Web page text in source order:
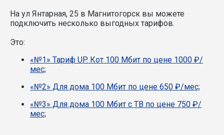
На ул Янтарная, 25 в Магнитогорск вы можете
подключить несколько выгодных тарифов.
Это:
«№1» Тариф UP. Кот 100 Мбит по цене 1000 ₽/
мес;
«№2» Для дома 100 Мбит по цене 650 ₽/мес;
«№3» Для дома 100 Мбит с ТВ по цене 750 ₽/
мес;